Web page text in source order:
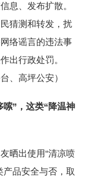
息、发布扩散。
猜测和转发，扰
络谣言的违法事
出行政处罚。
、高坪公安）
嗦”，这类“降温神
晒出使用“清凉喷
产品安全与否，取